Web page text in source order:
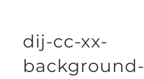
dij-cc-xx-
background-